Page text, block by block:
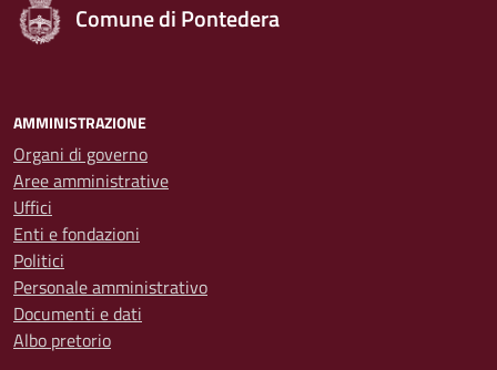
Comune di Pontedera
AMMINISTRAZIONE
Organi di governo
Aree amministrative
Uffici
Enti e fondazioni
Politici
Personale amministrativo
Documenti e dati
Albo pretorio